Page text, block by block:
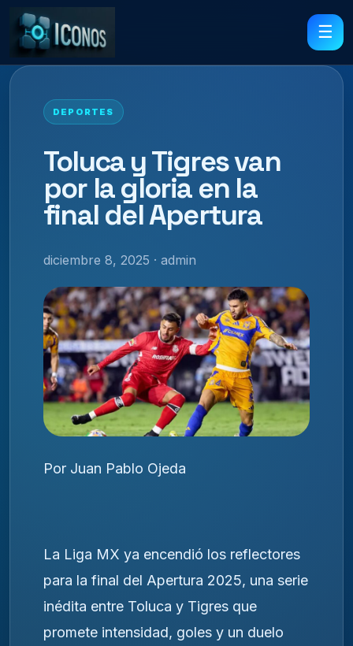
☰
DEPORTES
Toluca y Tigres van
por la gloria en la
final del Apertura
diciembre 8, 2025 · admin
Por Juan Pablo Ojeda
La Liga MX ya encendió los reflectores
para la final del Apertura 2025, una serie
inédita entre Toluca y Tigres que
promete intensidad, goles y un duelo